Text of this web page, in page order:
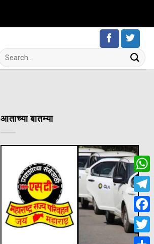
आताच्या बातम्या